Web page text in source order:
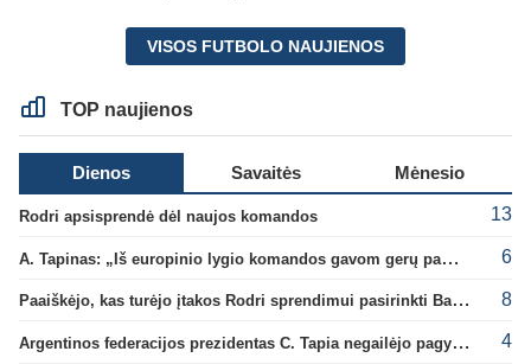
VISOS FUTBOLO NAUJIENOS
TOP naujienos
Dienos Savaitės Mėnesio
Rodri apsisprendė dėl naujos komandos 13
A. Tapinas: „Iš europinio lygio komandos gavom gerų pamokų“ 6
Paaiškėjo, kas turėjo įtakos Rodri sprendimui pasirinkti Barselonos pusę 8
Argentinos federacijos prezidentas C. Tapia negailėjo pagyrų G. Infantino 4